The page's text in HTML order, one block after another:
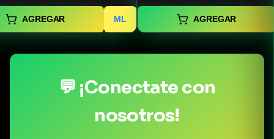
AGREGAR ML AGREGAR
💬 ¡Conectate con
nosotros!